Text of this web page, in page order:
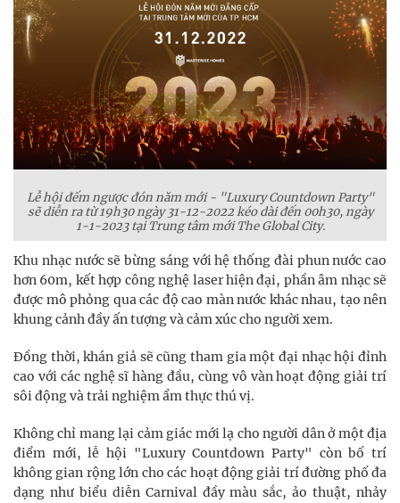
Lễ hội đếm ngược đón năm mới - "Luxury Countdown Party"
sẽ diễn ra từ 19h30 ngày 31-12-2022 kéo dài đến 00h30, ngày
1-1-2023 tại Trung tâm mới The Global City.
Khu nhạc nước sẽ bừng sáng với hệ thống đài phun nước cao
hơn 60m, kết hợp công nghệ laser hiện đại, phần âm nhạc sẽ
được mô phỏng qua các độ cao màn nước khác nhau, tạo nên
khung cảnh đầy ấn tượng và cảm xúc cho người xem.
Đồng thời, khán giả sẽ cũng tham gia một đại nhạc hội đỉnh
cao với các nghệ sĩ hàng đầu, cùng vô vàn hoạt động giải trí
sôi động và trải nghiệm ẩm thực thú vị.
Không chỉ mang lại cảm giác mới lạ cho người dân ở một địa
điểm mới, lễ hội "Luxury Countdown Party" còn bố trí
không gian rộng lớn cho các hoạt động giải trí đường phố đa
dạng như biểu diễn Carnival đầy màu sắc, ảo thuật, nhảy